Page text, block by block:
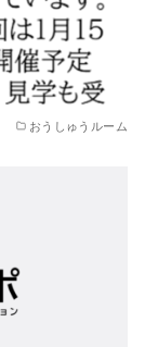
おうしゅうルーム